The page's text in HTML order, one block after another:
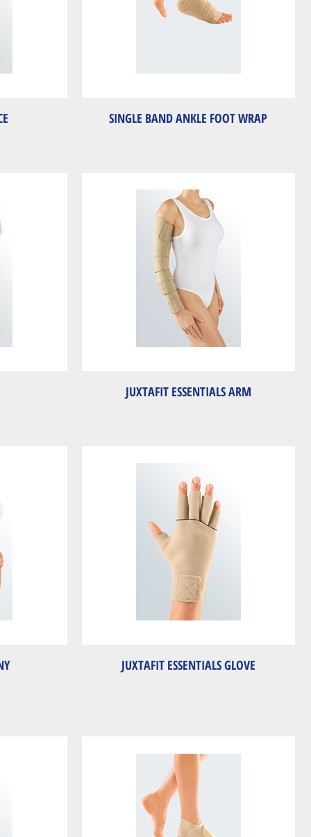
SINGLE BAND ANKLE FOOT WRAP
JUXTAFIT ESSENTIALS ARM
JUXTAFIT ESSENTIALS GLOVE